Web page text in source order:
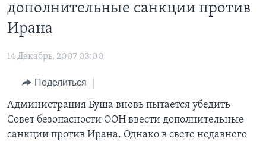
основной
Перейти
поиск
ПОЧЕМУ ЭТО ВАЖНО?
ДИСКУССИЯ VOA
ДЕТАЛИ
НЬЮ-ЙОРК NEW YORK
А КАК В АМЕРИКЕ?
АРТЕФАКТЫ
АМЕРИКАНСКИЕ ГОРОДКИ
ЭКСПЕРТИЗА
ФАКТЫ ПРОТИВ ФЕЙКОВ
ЗА СВОБОДУ ПРЕССЫ
УЧИМ АНГЛИЙСКИЙ
дополнительные санкции против
Ирана
14 Декабрь, 2007 03:00
Поделиться
Администрация Буша вновь пытается убедить
Совет безопасности ООН ввести дополнительные
санкции против Ирана. Однако в свете недавнего